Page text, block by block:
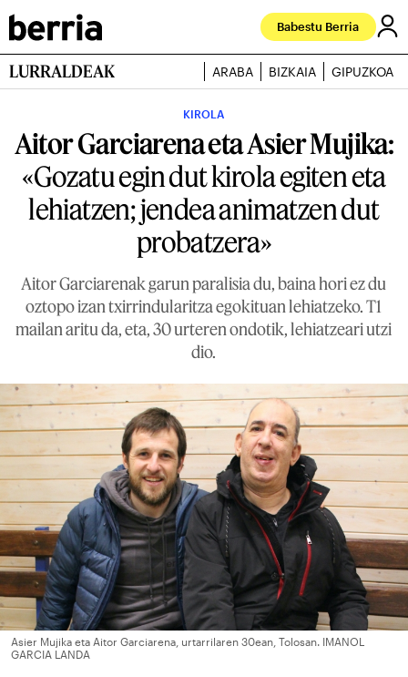
Babestu Berria
LURRALDEAK ARABA BIZKAIA GIPUZKOA
KIROLA
Aitor Garciarena eta Asier Mujika:
«Gozatu egin dut kirola egiten eta
lehiatzen; jendea animatzen dut
probatzera»
Aitor Garciarenak garun paralisia du, baina hori ez du
oztopo izan txirrindularitza egokituan lehiatzeko. T1
mailan aritu da, eta, 30 urteren ondotik, lehiatzeari utzi
dio.
Asier Mujika eta Aitor Garciarena, urtarrilaren 30ean, Tolosan. IMANOL
GARCIA LANDA